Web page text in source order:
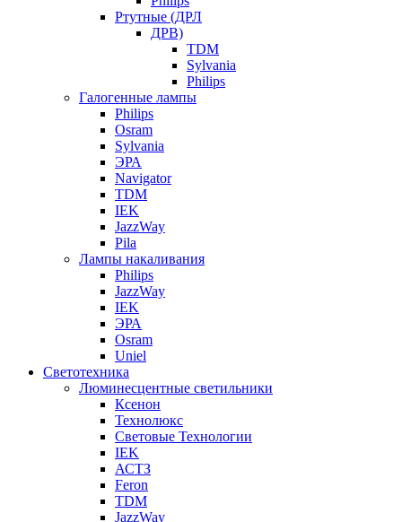
Ртутные (ДРЛ
ДРВ)
TDM
Sylvania
Philips
Галогенные лампы
Philips
Osram
Sylvania
ЭРА
Navigator
TDM
IEK
JazzWay
Pila
Лампы накаливания
Philips
JazzWay
IEK
ЭРА
Osram
Uniel
Светотехника
Люминесцентные светильники
Ксенон
Технолюкс
Световые Технологии
IEK
АСТЗ
Feron
TDM
JazzWay